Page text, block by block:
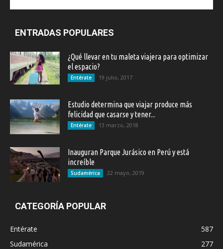
ENTRADAS POPULARES
¿Qué llevar en tu maleta viajera para optimizar
el espacio?
Entérate 19 julio, 2017
Estudio determina que viajar produce más
felicidad que casarse y tener...
Entérate 13 marzo, 2018
Inauguran Parque Jurásico en Perú y está
increíble
Sudamérica 22 mayo, 2019
CATEGORÍA POPULAR
Entérate
587
Sudamérica
277